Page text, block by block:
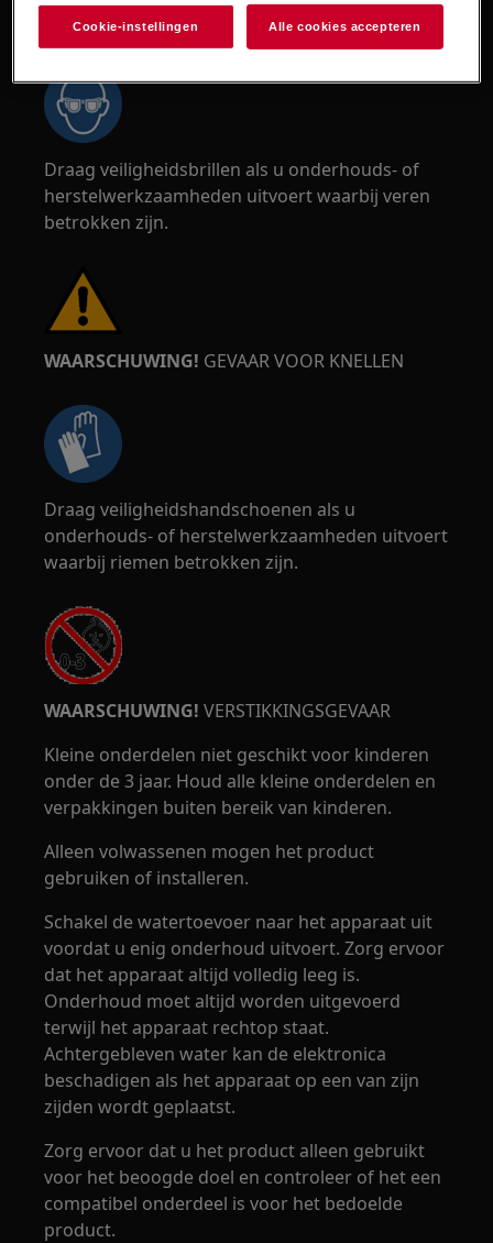
WAARSCHUWING! RISICO OP OOGLETSEL
Draag veiligheidsbrillen als u onderhouds- of
herstelwerkzaamheden uitvoert waarbij veren
betrokken zijn.
WAARSCHUWING! GEVAAR VOOR KNELLEN
Draag veiligheidshandschoenen als u
onderhouds- of herstelwerkzaamheden uitvoert
waarbij riemen betrokken zijn.
WAARSCHUWING! VERSTIKKINGSGEVAAR
Kleine onderdelen niet geschikt voor kinderen
onder de 3 jaar. Houd alle kleine onderdelen en
verpakkingen buiten bereik van kinderen.
Alleen volwassenen mogen het product
gebruiken of installeren.
Schakel de watertoevoer naar het apparaat uit
voordat u enig onderhoud uitvoert. Zorg ervoor
dat het apparaat altijd volledig leeg is.
Onderhoud moet altijd worden uitgevoerd
terwijl het apparaat rechtop staat.
Achtergebleven water kan de elektronica
beschadigen als het apparaat op een van zijn
zijden wordt geplaatst.
Zorg ervoor dat u het product alleen gebruikt
voor het beoogde doel en controleer of het een
compatibel onderdeel is voor het bedoelde
product.
Cookie-instellingen Alle cookies accepteren